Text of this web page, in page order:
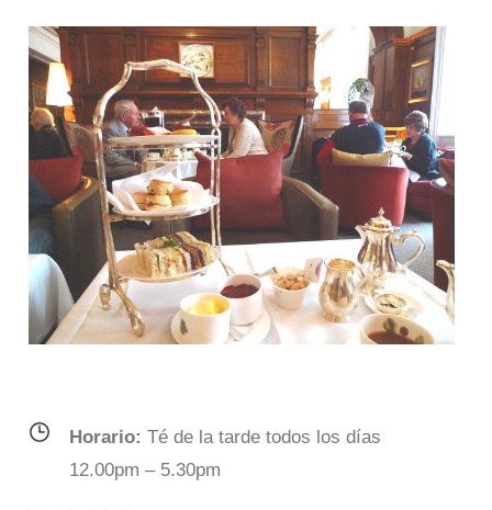
Horario: Té de la tarde todos los días
12.00pm – 5.30pm